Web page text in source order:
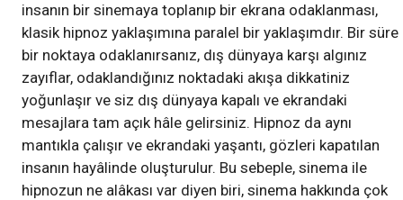
insanın bir sinemaya toplanıp bir ekrana odaklanması,
klasik hipnoz yaklaşımına paralel bir yaklaşımdır. Bir süre
bir noktaya odaklanırsanız, dış dünyaya karşı algınız
zayıflar, odaklandığınız noktadaki akışa dikkatiniz
yoğunlaşır ve siz dış dünyaya kapalı ve ekrandaki
mesajlara tam açık hâle gelirsiniz. Hipnoz da aynı
mantıkla çalışır ve ekrandaki yaşantı, gözleri kapatılan
insanın hayâlinde oluşturulur. Bu sebeple, sinema ile
hipnozun ne alâkası var diyen biri, sinema hakkında çok